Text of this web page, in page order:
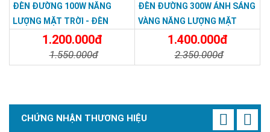
ĐÈN ĐƯỜNG 100W NĂNG
LƯỢNG MẶT TRỜI - ĐÈN
ĐƯỜNG NĂNG LƯỢNG MẶT
TRỜI 100W GIÁ RẺ - Solar
Light 100W
1.200.000đ
1.550.000đ
ĐÈN ĐƯỜNG 300W ÁNH SÁNG
VÀNG NĂNG LƯỢNG MẶT
TRỜI - Solar Light 300W
1.400.000đ
2.350.000đ
CHỨNG NHẬN THƯƠNG HIỆU